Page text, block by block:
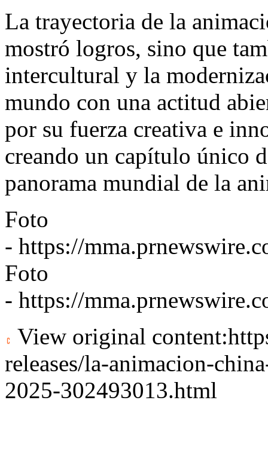
La trayectoria de la
mostró logros, sino que
intercultural y la
mundo con una actitud
por su fuerza creativa e
creando un capítulo único
panorama mundial de la
Foto
- https://
Foto
- https://
View original content:
releases/la-animacion-
2025-302493013.html